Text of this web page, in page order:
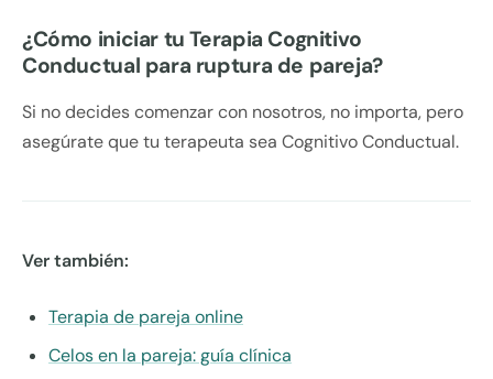
¿Cómo iniciar tu Terapia Cognitivo
Conductual para ruptura de pareja?
Si no decides comenzar con nosotros, no importa, pero
asegúrate que tu terapeuta sea Cognitivo Conductual.
Ver también:
Terapia de pareja online
Celos en la pareja: guía clínica